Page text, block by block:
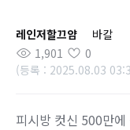
레인저할끄얌
바칼
1,901
0
(등록 : 2025.08.03
피시방 컷신 500만에